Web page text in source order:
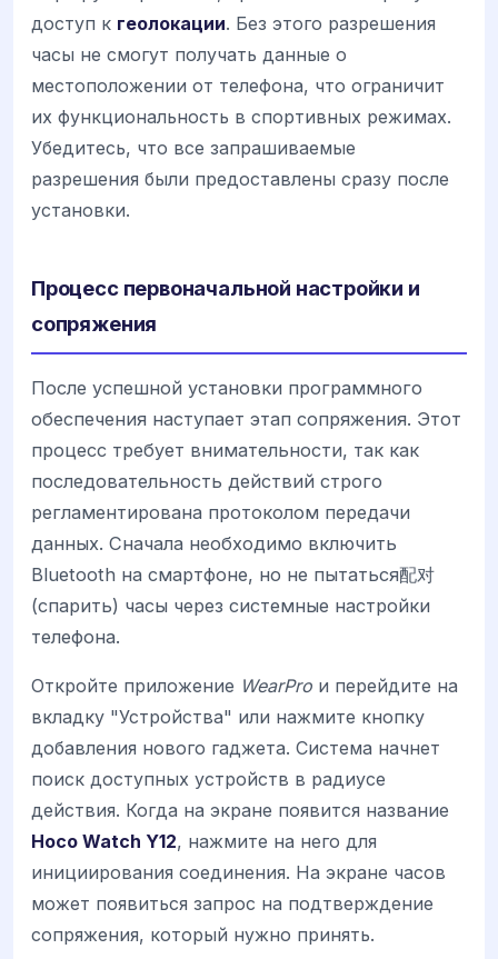
доступ к геолокации. Без этого разрешения
часы не смогут получать данные о
местоположении от телефона, что ограничит
их функциональность в спортивных режимах.
Убедитесь, что все запрашиваемые
разрешения были предоставлены сразу после
установки.
Процесс первоначальной настройки и
сопряжения
После успешной установки программного
обеспечения наступает этап сопряжения. Этот
процесс требует внимательности, так как
последовательность действий строго
регламентирована протоколом передачи
данных. Сначала необходимо включить
Bluetooth на смартфоне, но не пытаться配对
(спарить) часы через системные настройки
телефона.
Откройте приложение WearPro и перейдите на
вкладку "Устройства" или нажмите кнопку
добавления нового гаджета. Система начнет
поиск доступных устройств в радиусе
действия. Когда на экране появится название
Hoco Watch Y12, нажмите на него для
инициирования соединения. На экране часов
может появиться запрос на подтверждение
сопряжения, который нужно принять.